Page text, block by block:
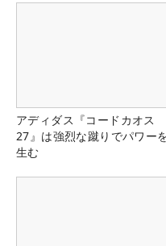
アディダス『コードカオス
27』は強烈な蹴りでパワー
生む